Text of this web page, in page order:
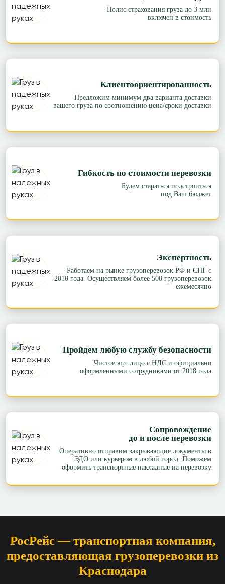
Полис страхования груза до 3 млн
включен в стоимость
Клиентоориентированность
Предложим минимум два варианта доставки
вашего груза по соотношению цена/сроки доставки
Гибкость по стоимости перевозки
Будем стараться подстроиться
под Ваш бюджет
Экспертность
Работаем на рынке грузоперевозок РФ и СНГ с
2018 года. Осуществляем более 500 грузоперевозок
ежемесячно
Пройдем любую службу безопасности
Чистое юр. лицо с НДС и официально
оформленными сотрудниками от 2018 года
Сопровождение
до и после перевозки
Оперативно отправим закрывающие документы в
ЭДО или курьером в любой город. Поможем
оформить транспортные накладные на перевозку
РосРейс — транспортная компания,
предоставляющая грузоперевозки из
Краснодара